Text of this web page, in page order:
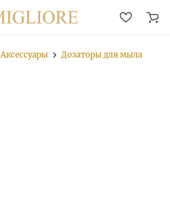
Аксессуары Дозаторы для мыла